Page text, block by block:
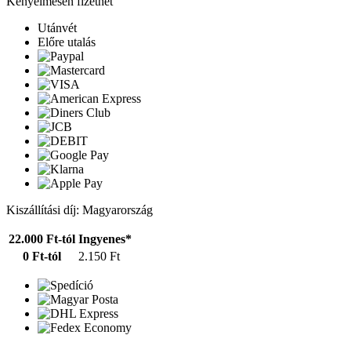
Utánvét
Előre utalás
Kiszállítási díj: Magyarország
22.000 Ft-tól Ingyenes*
0 Ft-tól
2.150 Ft